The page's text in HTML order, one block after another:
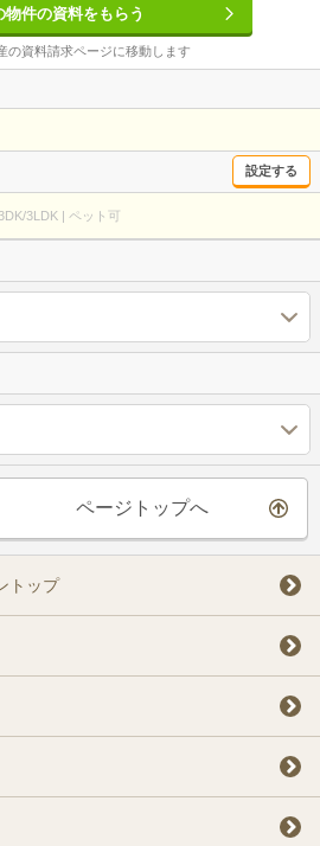
物件の資料をもらう
の資料請求ページに移動します
設定する
3LDK | ペット可
ページトップへ
トップ